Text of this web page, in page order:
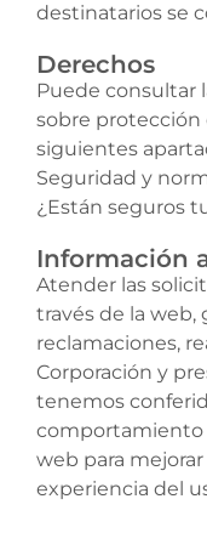
destinatarios se
Derechos
Puede consultar
sobre protección
siguientes
Seguridad y
¿Están seguros
Información
Atender las
través de la web,
reclamaciones,
Corporación y
tenemos
comportamiento
web para
experiencia del